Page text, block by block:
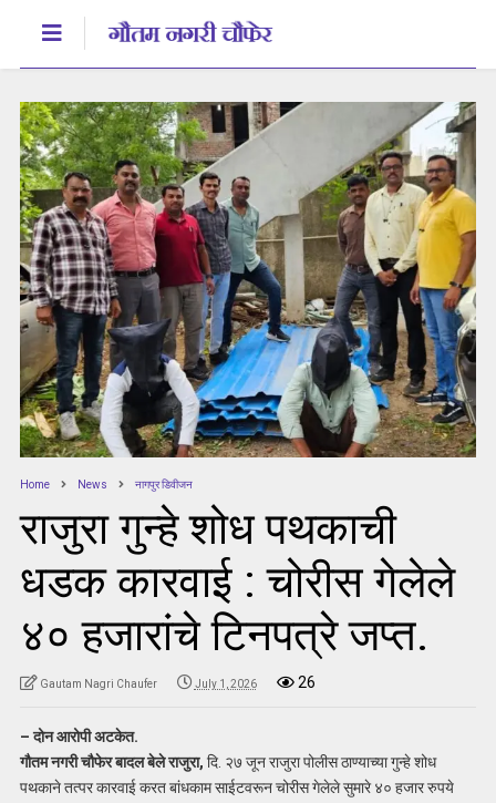
Home News नागपुर डिवीजन
राजुरा गुन्हे शोध पथकाची
धडक कारवाई : चोरीस गेलेले
४० हजारांचे टिनपत्रे जप्त.
Gautam Nagri Chaufer July 1, 2026 26
– दोन आरोपी अटकेत.
गौतम नगरी चौफेर बादल बेले राजुरा, दि. २७ जून राजुरा पोलीस ठाण्याच्या गुन्हे शोध
पथकाने तत्पर कारवाई करत बांधकाम साईटवरून चोरीस गेलेले सुमारे ४० हजार रुपये